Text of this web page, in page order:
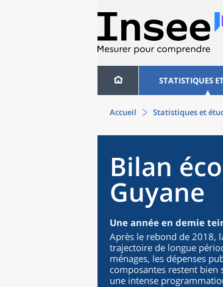
STATISTIQUES
Accueil Statistiques et
Bilan
Guyane
Une année en demie
Après le rebond de 2018,
trajectoire de longue
ménages, les dépenses
composantes restent bien
une intense